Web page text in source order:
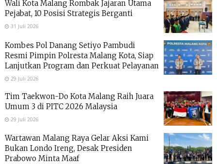
Wali Kota Malang Rombak Jajaran Utama
Pejabat, 10 Posisi Strategis Berganti
31 Juli 2026
Kombes Pol Danang Setiyo Pambudi
Resmi Pimpin Polresta Malang Kota, Siap
Lanjutkan Program dan Perkuat Pelayanan
29 Juli 2026
Tim Taekwon-Do Kota Malang Raih Juara
Umum 3 di PITC 2026 Malaysia
29 Juli 2026
Wartawan Malang Raya Gelar Aksi Kami
Bukan Londo Ireng, Desak Presiden
Prabowo Minta Maaf